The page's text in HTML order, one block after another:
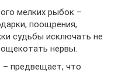
мелких рыбок –
поощрения,
судьбы исключать не
нервы.
– предвещает, что